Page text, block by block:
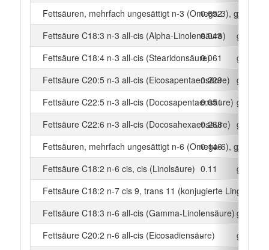
Fettsäuren, mehrfach ungesättigt n-3 (Omega-3), gesamt
0.652
g
Fettsäure C18:3 n-3 all-cis (Alpha-Linolensäure)
0.043
g
Fettsäure C18:4 n-3 all-cis (Stearidonsäure)0.061
g
Fettsäure C20:5 n-3 all-cis (Eicosapentaensäure)
0.229
g
Fettsäure C22:5 n-3 all-cis (Docosapentaensäure)
0.051
g
Fettsäure C22:6 n-3 all-cis (Docosahexaensäure)
0.268
g
Fettsäuren, mehrfach ungesättigt n-6 (Omega-6), gesamt
0.146
g
Fettsäure C18:2 n-6 cis, cis (Linolsäure) 0.11
g
Fettsäure C18:2 n-7 cis 9, trans 11 (konjugierte Linolsäure)
-
g
Fettsäure C18:3 n-6 all-cis (Gamma-Linolensäure)
-
g
Fettsäure C20:2 n-6 all-cis (Eicosadiensäure)
-
g